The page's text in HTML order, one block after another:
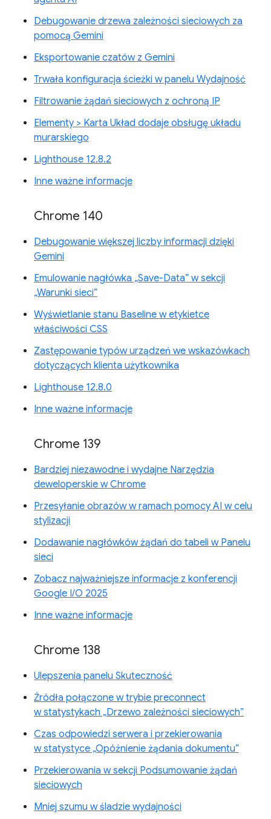
Debugowanie drzewa zależności sieciowych za
pomocą Gemini
Eksportowanie czatów z Gemini
Trwała konfiguracja ścieżki w panelu Wydajność
Filtrowanie żądań sieciowych z ochroną IP
Elementy > Karta Układ dodaje obsługę układu
murarskiego
Lighthouse 12.8.2
Inne ważne informacje
Chrome 140
Debugowanie większej liczby informacji dzięki
Gemini
Emulowanie nagłówka „Save-Data” w sekcji
„Warunki sieci”
Wyświetlanie stanu Baseline w etykietce
właściwości CSS
Zastępowanie typów urządzeń we wskazówkach
dotyczących klienta użytkownika
Lighthouse 12.8.0
Inne ważne informacje
Chrome 139
Bardziej niezawodne i wydajne Narzędzia
deweloperskie w Chrome
Przesyłanie obrazów w ramach pomocy AI w celu
stylizacji
Dodawanie nagłówków żądań do tabeli w Panelu
sieci
Zobacz najważniejsze informacje z konferencji
Google I/O 2025
Inne ważne informacje
Chrome 138
Ulepszenia panelu Skuteczność
Źródła połączone w trybie preconnect
w statystykach „Drzewo zależności sieciowych”
Czas odpowiedzi serwera i przekierowania
w statystyce „Opóźnienie żądania dokumentu”
Przekierowania w sekcji Podsumowanie żądań
sieciowych
Mniej szumu w śladzie wydajności